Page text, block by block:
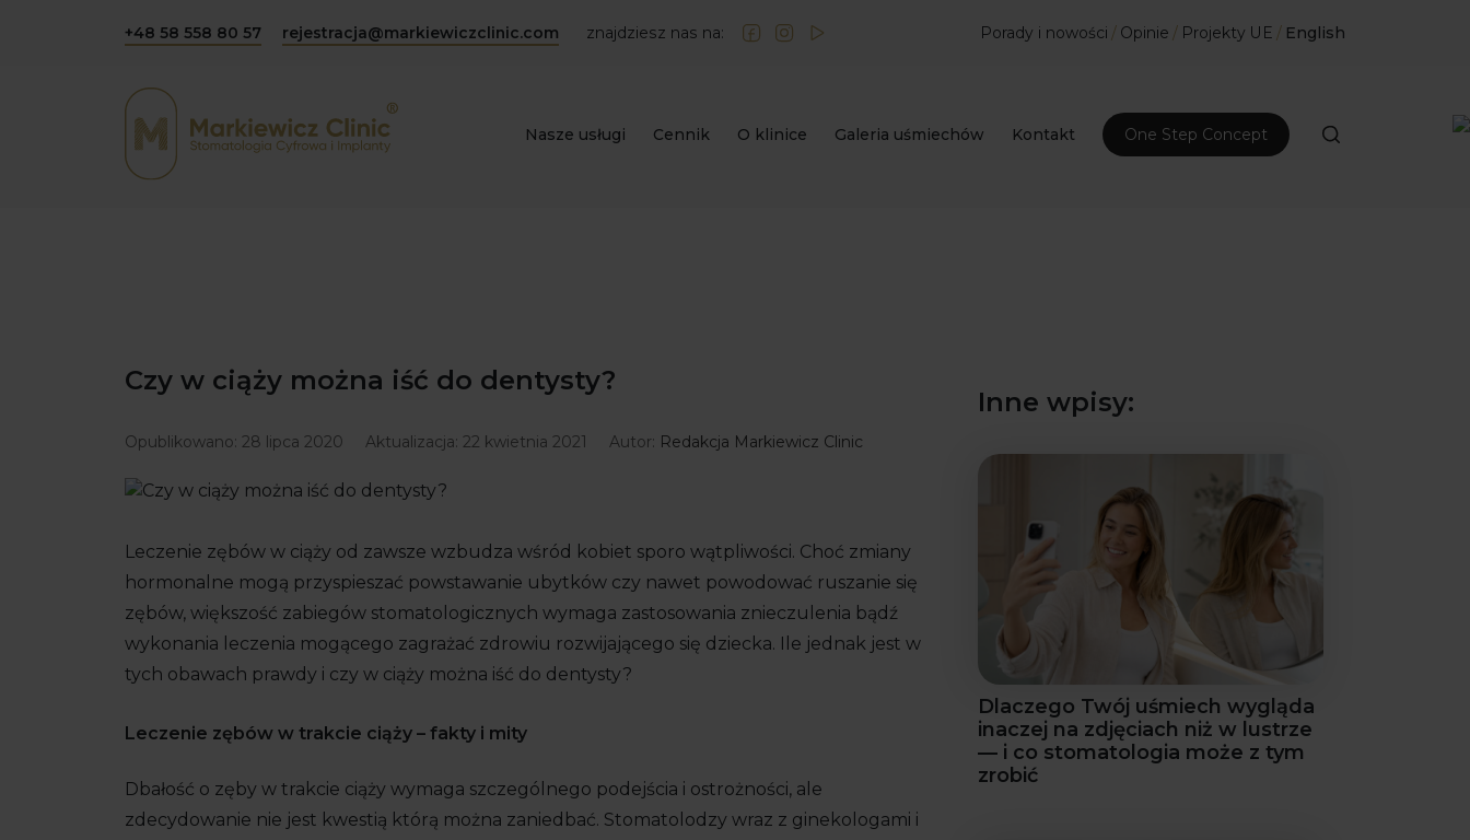
+48 58 558 80 57 rejestracja@markiewiczclinic.com znajdziesz nas na: Porady i nowości / Opinie / Projekty UE / English
Nasze usługi Cennik O klinice Galeria uśmiechów Kontakt One Step Concept
Czy w ciąży można iść do dentysty?
Opublikowano: 28 lipca 2020 Aktualizacja: 22 kwietnia 2021 Autor: Redakcja Markiewicz Clinic
Leczenie zębów w ciąży od zawsze wzbudza wśród kobiet sporo wątpliwości. Choć zmiany
hormonalne mogą przyspieszać powstawanie ubytków czy nawet powodować ruszanie się
zębów, większość zabiegów stomatologicznych wymaga zastosowania znieczulenia bądź
wykonania leczenia mogącego zagrażać zdrowiu rozwijającego się dziecka. Ile jednak jest w
tych obawach prawdy i czy w ciąży można iść do dentysty?
Leczenie zębów w trakcie ciąży – fakty i mity
Dbałość o zęby w trakcie ciąży wymaga szczególnego podejścia i ostrożności, ale
zdecydowanie nie jest kwestią którą można zaniedbać. Stomatolodzy wraz z ginekologami i
Inne wpisy:
Dlaczego Twój uśmiech wygląda
inaczej na zdjęciach niż w lustrze
— i co stomatologia może z tym
zrobić